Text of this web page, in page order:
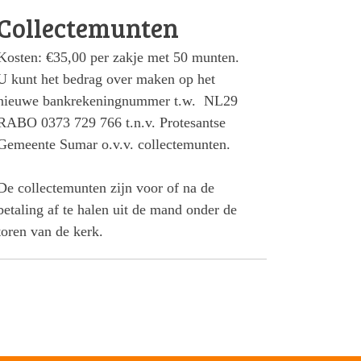
€35,00 per zakje met 50 munten.
kunt het bedrag over maken op het
bankrekeningnummer t.w. NL29
0373 729 766 t.n.v. Protesantse
Sumar o.v.v. collectemunten.
collectemunten zijn voor of na de
af te halen uit de mand onder de
van de kerk.